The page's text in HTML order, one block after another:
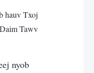
hauv Txoj
Tawv
nyob